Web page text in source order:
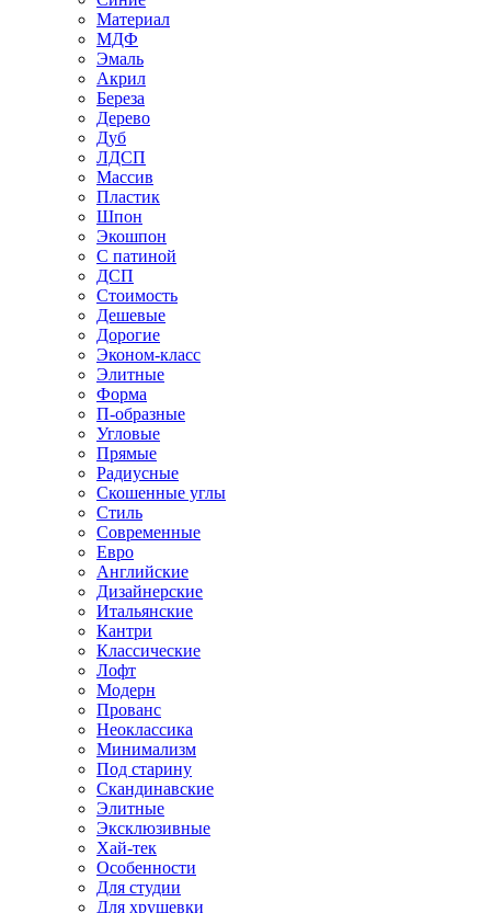
Материал
МДФ
Эмаль
Акрил
Береза
Дерево
Дуб
ЛДСП
Массив
Пластик
Шпон
Экошпон
С патиной
ДСП
Стоимость
Дешевые
Дорогие
Эконом-класс
Элитные
Форма
П-образные
Угловые
Прямые
Радиусные
Скошенные углы
Стиль
Современные
Евро
Английские
Дизайнерские
Итальянские
Кантри
Классические
Лофт
Модерн
Прованс
Неоклассика
Минимализм
Под старину
Скандинавские
Элитные
Эксклюзивные
Хай-тек
Особенности
Для студии
Для хрущевки